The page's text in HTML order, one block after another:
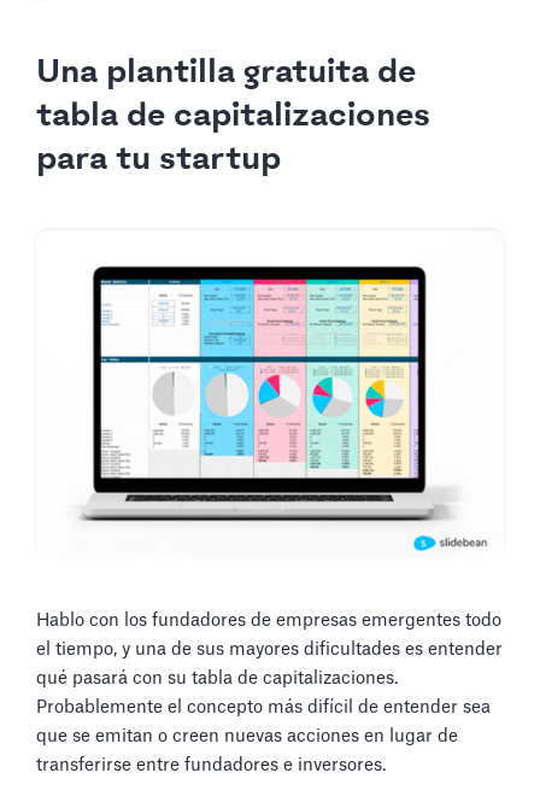
Una plantilla gratuita de
tabla de capitalizaciones
para tu startup
Hablo con los fundadores de empresas emergentes todo
el tiempo, y una de sus mayores dificultades es entender
qué pasará con su tabla de capitalizaciones.
Probablemente el concepto más difícil de entender sea
que se emitan o creen nuevas acciones en lugar de
transferirse entre fundadores e inversores.